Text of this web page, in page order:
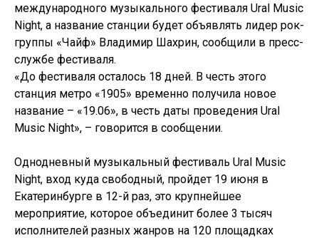
международного музыкального фестиваля Ural Music
Night, а название станции будет объявлять лидер рок-
группы «Чайф» Владимир Шахрин, сообщили в пресс-
службе фестиваля.
«До фестиваля осталось 18 дней. В честь этого
станция метро «1905» временно получила новое
название – «19.06», в честь даты проведения Ural
Music Night», – говорится в сообщении.
Однодневный музыкальный фестиваль Ural Music
Night, вход куда свободный, пройдет 19 июня в
Екатеринбурге в 12-й раз, это крупнейшее
мероприятие, которое объединит более 3 тысяч
исполнителей разных жанров на 120 площадках